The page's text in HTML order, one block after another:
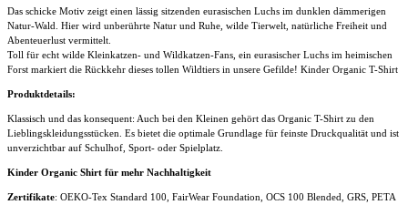
Das schicke Motiv zeigt einen lässig sitzenden eurasischen Luchs im dunklen dämmerigen
Natur-Wald. Hier wird unberührte Natur und Ruhe, wilde Tierwelt, natürliche Freiheit und
Abenteuerlust vermittelt.
Toll für echt wilde Kleinkatzen- und Wildkatzen-Fans, ein eurasischer Luchs im heimischen
Forst markiert die Rückkehr dieses tollen Wildtiers in unsere Gefilde! Kinder Organic T-Shirt
Produktdetails:
Klassisch und das konsequent: Auch bei den Kleinen gehört das Organic T-Shirt zu den
Lieblingskleidungsstücken. Es bietet die optimale Grundlage für feinste Druckqualität und ist
unverzichtbar auf Schulhof, Sport- oder Spielplatz.
Kinder Organic Shirt für mehr Nachhaltigkeit
Zertifikate: OEKO-Tex Standard 100, FairWear Foundation, OCS 100 Blended, GRS, PETA